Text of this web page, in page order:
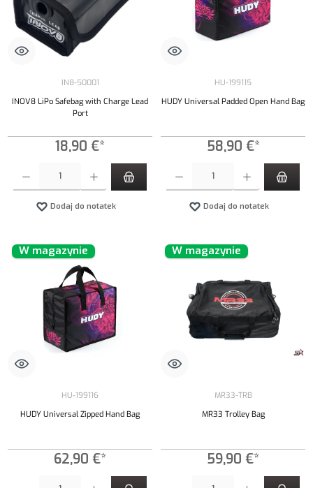
IN8-50001
INOV8 LiPo Safebag with Charge Lead
Port
18,90 €*
Dodaj do notatek
HU-199115
HUDY Universal Padded Open Hand Bag
58,90 €*
Dodaj do notatek
W magazynie
HU-199116
HUDY Universal Zipped Hand Bag
62,90 €*
W magazynie
MR33-TRB
MR33 Trolley Bag
59,90 €*